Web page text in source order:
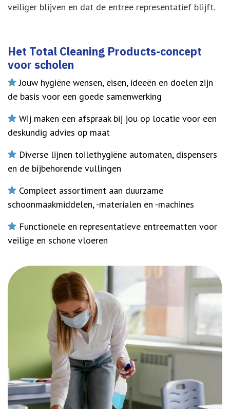
veiliger blijven en dat de entree representatief blijft.
Het Total Cleaning Products-concept
voor scholen
Jouw hygiëne wensen, eisen, ideeën en doelen zijn
de basis voor een goede samenwerking
Wij maken een afspraak bij jou op locatie voor een
deskundig advies op maat
Diverse lijnen toilethygiëne automaten, dispensers
en de bijbehorende vullingen
Compleet assortiment aan duurzame
schoonmaakmiddelen, -materialen en -machines
Functionele en representatieve entreematten voor
veilige en schone vloeren